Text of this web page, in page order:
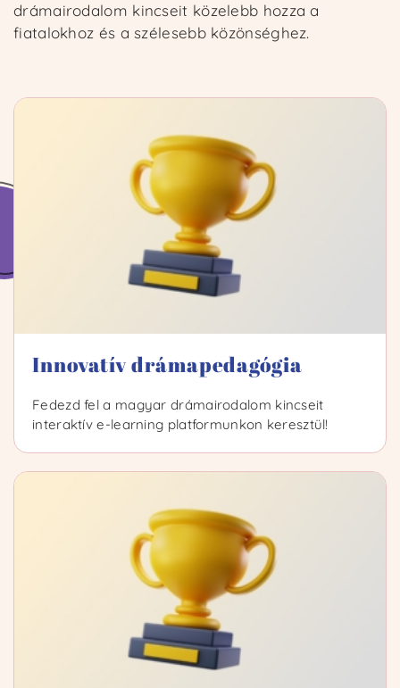
drámairodalom kincseit közelebb hozza a
fiatalokhoz és a szélesebb közönséghez.
Innovatív drámapedagógia
Fedezd fel a magyar drámairodalom kincseit
interaktív e-learning platformunkon keresztül!